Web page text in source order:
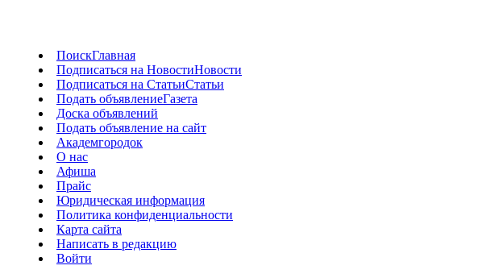
ПоискГлавная
Подписаться на НовостиНовости
Подписаться на СтатьиСтатьи
Подать объявлениеГазета
Доска объявлений
Подать объявление на сайт
Академгородок
О нас
Афиша
Прайс
Юридическая информация
Политика конфиденциальности
Карта сайта
Написать в редакцию
Войти